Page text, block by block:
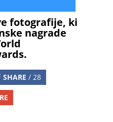
fotografije, ki
nagrade
SHARE / 28